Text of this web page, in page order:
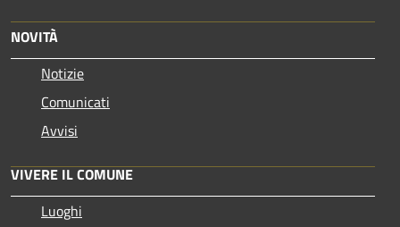
NOVITÀ
Notizie
Comunicati
Avvisi
VIVERE IL COMUNE
Luoghi